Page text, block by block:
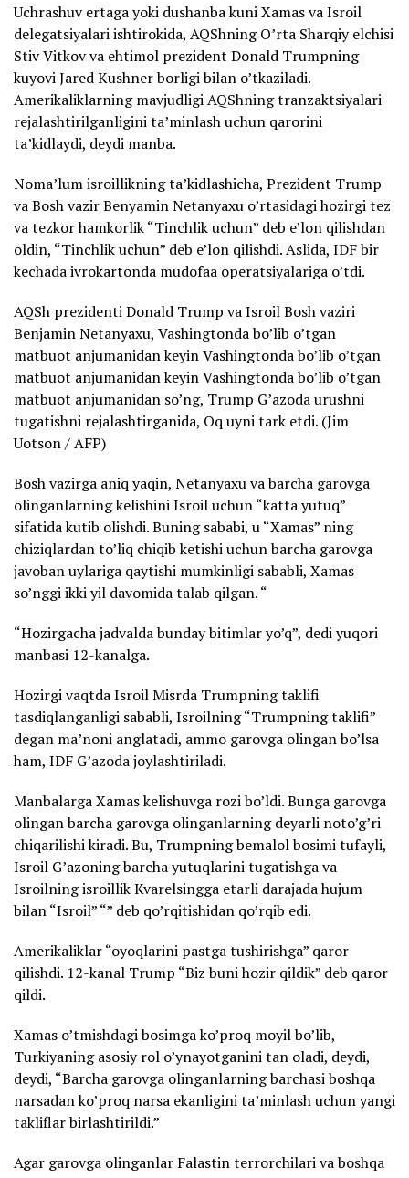
Uchrashuv ertaga yoki dushanba kuni Xamas va Isroil
delegatsiyalari ishtirokida, AQShning O’rta Sharqiy elchisi
Stiv Vitkov va ehtimol prezident Donald Trumpning
kuyovi Jared Kushner borligi bilan o’tkaziladi.
Amerikaliklarning mavjudligi AQShning tranzaktsiyalari
rejalashtirilganligini ta’minlash uchun qarorini
ta’kidlaydi, deydi manba.
Noma’lum isroillikning ta’kidlashicha, Prezident Trump
va Bosh vazir Benyamin Netanyaxu o’rtasidagi hozirgi tez
va tezkor hamkorlik “Tinchlik uchun” deb e’lon qilishdan
oldin, “Tinchlik uchun” deb e’lon qilishdi. Aslida, IDF bir
kechada ivrokartonda mudofaa operatsiyalariga o’tdi.
AQSh prezidenti Donald Trump va Isroil Bosh vaziri
Benjamin Netanyaxu, Vashingtonda bo’lib o’tgan
matbuot anjumanidan keyin Vashingtonda bo’lib o’tgan
matbuot anjumanidan keyin Vashingtonda bo’lib o’tgan
matbuot anjumanidan so’ng, Trump G’azoda urushni
tugatishni rejalashtirganida, Oq uyni tark etdi. (Jim
Uotson / AFP)
Bosh vazirga aniq yaqin, Netanyaxu va barcha garovga
olinganlarning kelishini Isroil uchun “katta yutuq”
sifatida kutib olishdi. Buning sababi, u “Xamas” ning
chiziqlardan to’liq chiqib ketishi uchun barcha garovga
javoban uylariga qaytishi mumkinligi sababli, Xamas
so’nggi ikki yil davomida talab qilgan. “
“Hozirgacha jadvalda bunday bitimlar yo’q”, dedi yuqori
manbasi 12-kanalga.
Hozirgi vaqtda Isroil Misrda Trumpning taklifi
tasdiqlanganligi sababli, Isroilning “Trumpning taklifi”
degan ma’noni anglatadi, ammo garovga olingan bo’lsa
ham, IDF G’azoda joylashtiriladi.
Manbalarga Xamas kelishuvga rozi bo’ldi. Bunga garovga
olingan barcha garovga olinganlarning deyarli noto’g’ri
chiqarilishi kiradi. Bu, Trumpning bemalol bosimi tufayli,
Isroil G’azoning barcha yutuqlarini tugatishga va
Isroilning isroillik Kvarelsingga etarli darajada hujum
bilan “Isroil” “” deb qo’rqitishidan qo’rqib edi.
Amerikaliklar “oyoqlarini pastga tushirishga” qaror
qilishdi. 12-kanal Trump “Biz buni hozir qildik” deb qaror
qildi.
Xamas o’tmishdagi bosimga ko’proq moyil bo’lib,
Turkiyaning asosiy rol o’ynayotganini tan oladi, deydi,
deydi, “Barcha garovga olinganlarning barchasi boshqa
narsadan ko’proq narsa ekanligini ta’minlash uchun yangi
takliflar birlashtirildi.”
Agar garovga olinganlar Falastin terrorchilari va boshqa